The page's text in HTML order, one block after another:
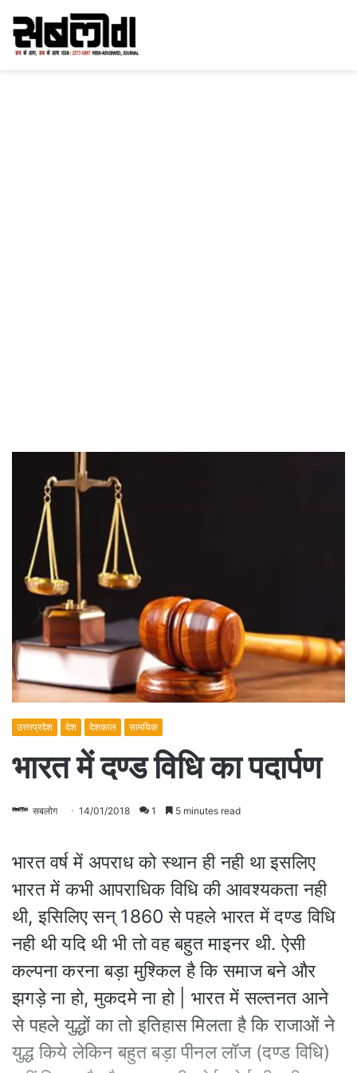
उत्तरप्रदेश देश देशकाल सामयिक
भारत में दण्ड विधि का पदार्पण
सबलोग 14/01/2018 1 5 minutes read
भारत वर्ष में अपराध को स्थान ही नही था इसलिए
भारत में कभी आपराधिक विधि की आवश्यकता नही
थी, इसिलिए सन् 1860 से पहले भारत में दण्ड विधि
नही थी यदि थी भी तो वह बहुत माइनर थी. ऐसी
कल्पना करना बड़ा मुश्किल है कि समाज बने और
झगड़े ना हो, मुकदमे ना हो | भारत में सल्तनत आने
से पहले युद्धों का तो इतिहास मिलता है कि राजाओं ने
युद्ध किये लेकिन बहुत बड़ा पीनल लॉज (दण्ड विधि)